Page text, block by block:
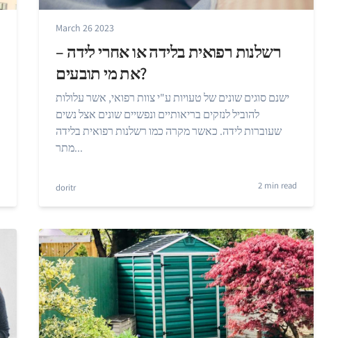
March 26 2023
רשלנות רפואית בלידה או אחרי לידה –
את מי תובעים?
ישנם סוגים שונים של טעויות ע"י צוות רפואי, אשר עלולות
להוביל לנזקים בריאותיים ונפשיים שונים אצל נשים
שעוברות לידה. כאשר מקרה כמו רשלנות רפואית בלידה
מתר...
doritr 2 min read